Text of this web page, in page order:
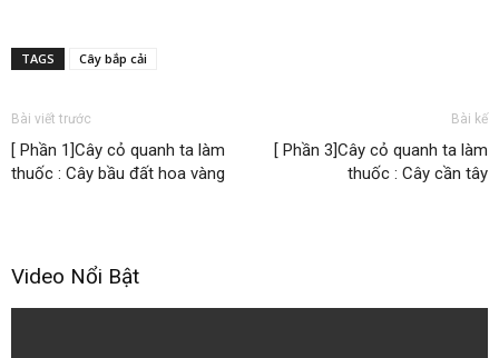
TAGS Cây bắp cải
Bài viết trước
[ Phần 1]Cây cỏ quanh ta làm
thuốc : Cây bầu đất hoa vàng
Bài kế
[ Phần 3]Cây cỏ quanh ta làm
thuốc : Cây cần tây
Video Nổi Bật